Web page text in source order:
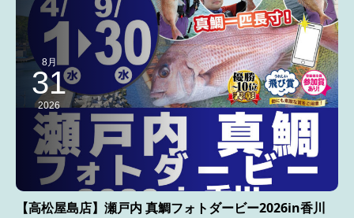
8月
31
2026
【高松屋島店】瀬戸内 真鯛フォトダービー2026in香川